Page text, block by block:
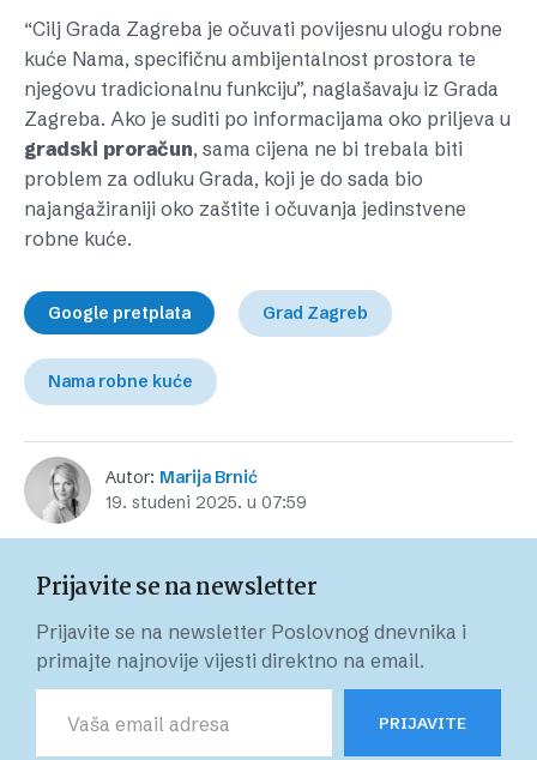
“Cilj Grada Zagreba je očuvati povijesnu ulogu robne
kuće Nama, specifičnu ambijentalnost prostora te
njegovu tradicionalnu funkciju”, naglašavaju iz Grada
Zagreba. Ako je suditi po informacijama oko priljeva u
gradski proračun, sama cijena ne bi trebala biti
problem za odluku Grada, koji je do sada bio
najangažiraniji oko zaštite i očuvanja jedinstvene
robne kuće.
Google pretplata Grad Zagreb
Nama robne kuće
Autor: Marija Brnić
19. studeni 2025. u 07:59
Prijavite se na newsletter
Prijavite se na newsletter Poslovnog dnevnika i
primajte najnovije vijesti direktno na email.
PRIJAVITE